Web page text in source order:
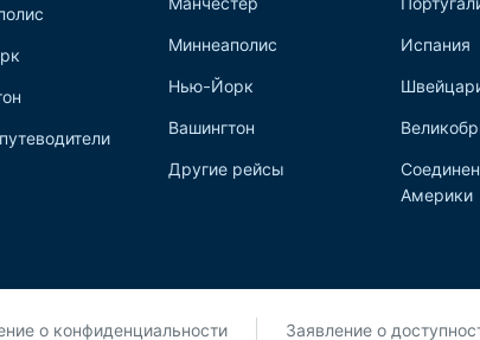
Миннеаполис
Нью-Йорк
Вашингтон
Другие рейсы
Испания
Америки
о конфиденциальности Заявление о